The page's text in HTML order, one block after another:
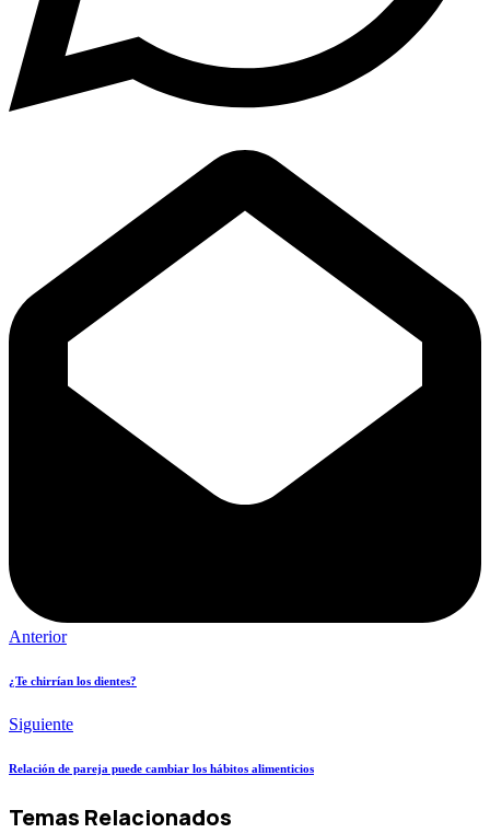
Anterior
¿Te chirrían los dientes?
Siguiente
Relación de pareja puede cambiar los hábitos alimenticios
Temas Relacionados